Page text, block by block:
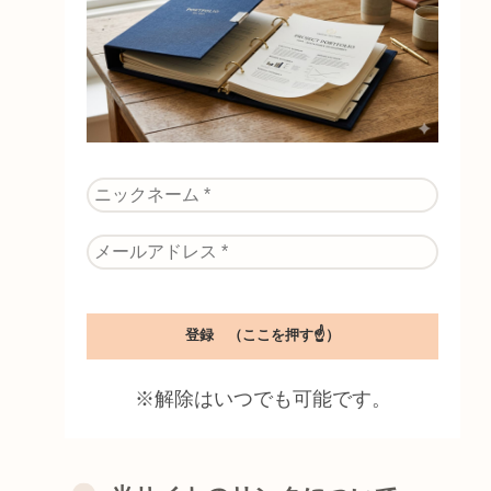
※解除はいつでも可能です。